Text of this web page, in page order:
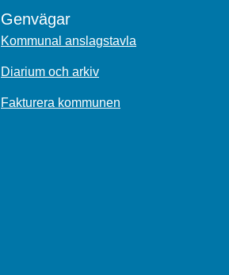
Genvägar
Kommunal anslagstavla
Diarium och arkiv
Fakturera kommunen